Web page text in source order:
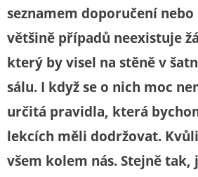
seznamem doporučení
většině případů neexistuje
který by visel na stěně v
sálu. I když se o nich moc
určitá pravidla, která
lekcích měli dodržovat.
všem kolem nás. Stejně tak,